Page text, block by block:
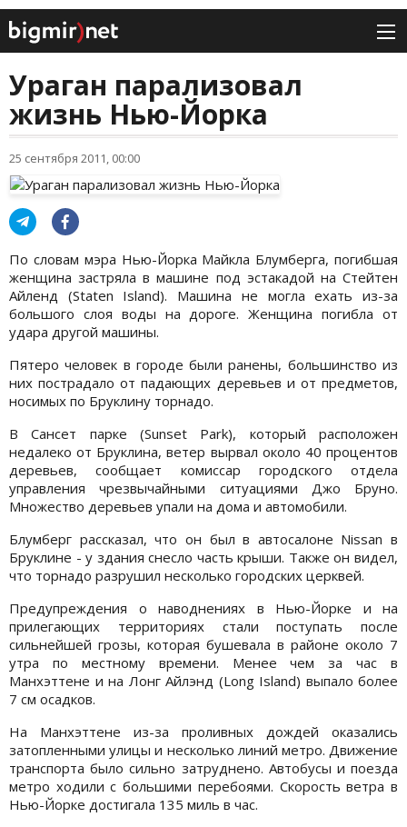
Ураган парализовал
жизнь Нью-Йорка
25 сентября 2011, 00:00
По словам мэра Нью-Йорка Майкла Блумберга, погибшая
женщина застряла в машине под эстакадой на Стейтен
Айленд (Staten Island). Машина не могла ехать из-за
большого слоя воды на дороге. Женщина погибла от
удара другой машины.
Пятеро человек в городе были ранены, большинство из
них пострадало от падающих деревьев и от предметов,
носимых по Бруклину торнадо.
В Сансет парке (Sunset Park), который расположен
недалеко от Бруклина, ветер вырвал около 40 процентов
деревьев, сообщает комиссар городского отдела
управления чрезвычайными ситуациями Джо Бруно.
Множество деревьев упали на дома и автомобили.
Блумберг рассказал, что он был в автосалоне Nissan в
Бруклине - у здания снесло часть крыши. Также он видел,
что торнадо разрушил несколько городских церквей.
Предупреждения о наводнениях в Нью-Йорке и на
прилегающих территориях стали поступать после
сильнейшей грозы, которая бушевала в районе около 7
утра по местному времени. Менее чем за час в
Манхэттене и на Лонг Айлэнд (Long Island) выпало более
7 см осадков.
На Манхэттене из-за проливных дождей оказались
затопленными улицы и несколько линий метро. Движение
транспорта было сильно затруднено. Автобусы и поезда
метро ходили с большими перебоями. Скорость ветра в
Нью-Йорке достигала 135 миль в час.